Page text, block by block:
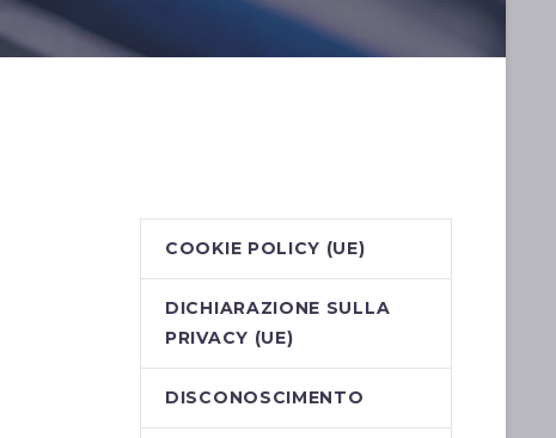
COOKIE POLICY (UE)
DICHIARAZIONE SULLA
PRIVACY (UE)
DISCONOSCIMENTO